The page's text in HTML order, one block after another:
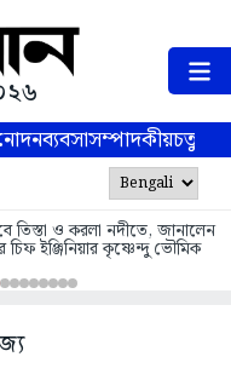
ব্যবসাসম্পাদকীয়
তিস্তা ও করলা নদীতে, জানালেন
চিফ ইঞ্জিনিয়ার কৃষ্ণেন্দু ভৌমিক